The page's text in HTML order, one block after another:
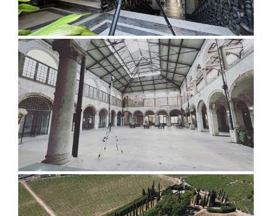
Palazzo de Larderel, Livorno